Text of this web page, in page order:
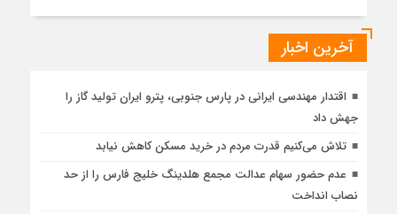
آخرین اخبار
اقتدار مهندسی ایرانی در پارس جنوبی، پترو ایران تولید گاز را
جهش داد
تلاش می‌کنیم قدرت مردم در خرید مسکن کاهش نیابد
عدم حضور سهام عدالت مجمع هلدینگ خلیج فارس را از حد
نصاب انداخت